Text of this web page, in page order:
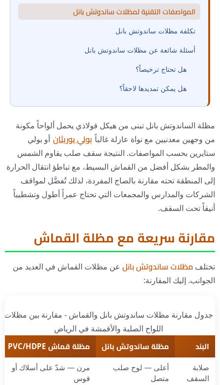
المواصفات التقنية لمظلات ساندوتش بانل
تكلفة مظلات ساندوتش بانل
أسئلة شائعة عن مظلات ساندوتش بانل
هل تحتاج ترخيصاً؟
هل يمكن تمديدها لاحقاً؟
مظلة الساندوتش بانل تبنى من هيكل فولاذي يحمل ألواحاً مكونة
من وجهين معدنيين مع نواة عازلة غالباً بولي يوريثان أو بولي
ستايرين بحسب المواصفات. النتيجة سقف صلب يقاوم الشمس
والمطر بشكل أفضل من القماش البسيط، مع تباطؤ انتقال الحرارة
إلى المنطقة تحته مقارنة بالصاج المفردة، لذلك تُفضَّل لمواقف
الشركات والمدارس والمجمعات التي تحتاج عمراً أطول وتشطيباً
أنيقاً تحت السقف.
مقارنة سريعة مع مظلة القماش
تختلف مظلات ساندوتش بانل عن مظلات القماش في العديد من
الجوانب. إليك المقارنة:
جدول مقارنة مظلات ساندوتش بانل والقماش - مقارنة بين مظلات
اللواح الصلبة والأقمشة في الرياض
البند مظلة ساندوتش بانل مظلة قماش PVC/HDPE
صلابة
السقف
أعلى — لوح صلب
متصل
مرن — شدّ على أسلاك أو
قوس